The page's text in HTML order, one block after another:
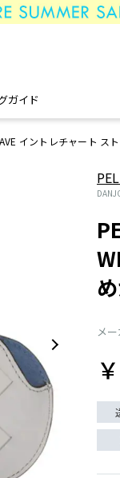
ガイド
イントレチャート ス
メ